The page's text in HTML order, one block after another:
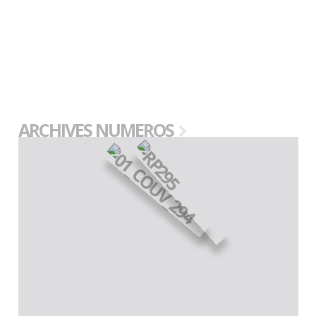
ARCHIVES NUMEROS